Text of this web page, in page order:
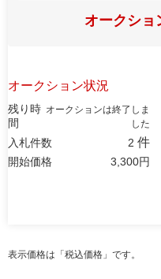
オークショ
オークション状況
残り時
間
オークションは終了しま
した
入札件数 2 件
開始価格 3,300円
表示価格は「税込価格」です。